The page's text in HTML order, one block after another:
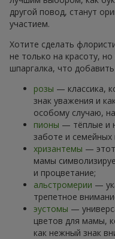
другой повод, станут
участием.
Хотите сделать
не только на красоту,
шпаргалка, что
розы — классика,
знак уважения и
особому случаю,
пионы — тёплые и
заботе и семейных
хризантемы — этот
мамы
и процветание;
альстромерии —
трепетное
эустомы —
цветов для мамы,
как нежный знак